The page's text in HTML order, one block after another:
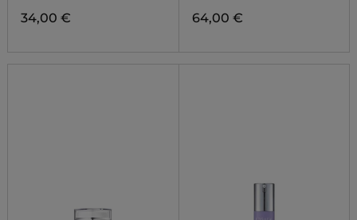
34,00 € 64,00 €